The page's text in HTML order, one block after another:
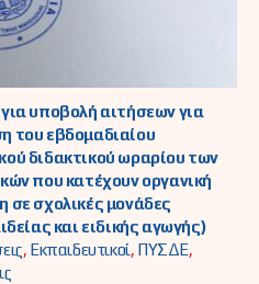
υποβολή αιτήσεων για
του εβδομαδιαίου
διδακτικού ωραρίου των
που κατέχουν οργανική
σε σχολικές μονάδες
και ειδικής αγωγής)
, Εκπαιδευτικοί, ΠΥΣΔΕ,